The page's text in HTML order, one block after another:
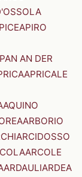
APIRO
AN DER
APRICALE
AQUINO
ARBORIO
ARCIDOSSO
ARCOLE
ARDAULIARDEA